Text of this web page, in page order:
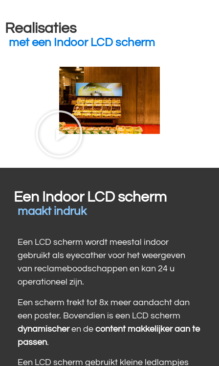
Een Indoor LCD scherm
maakt indruk
Een LCD scherm wordt meestal indoor
gebruikt als eyecather voor het weergeven
van reclameboodschappen en kan 24 u
operationeel zijn.
Een scherm trekt tot 8x meer aandacht dan
een poster. Bovendien is een LCD scherm
dynamischeren de content makkelijker aan te
passen.
Een LCD scherm gebruikt kleine ledlampjes
Realisaties
met een Indoor LCD scherm